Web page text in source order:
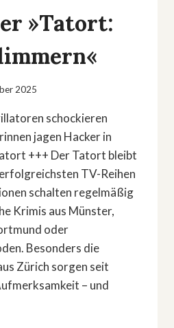
»Tatort:
2025
schockieren
jagen Hacker in
+++ Der Tatort bleibt
TV-Reihen
schalten regelmäßig
Krimis aus Münster,
oder
Besonders die
Zürich sorgen seit
– und